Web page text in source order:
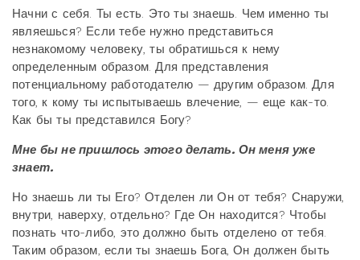
Начни с себя. Ты есть. Это ты знаешь. Чем именно ты
являешься? Если тебе нужно представиться
незнакомому человеку, ты обратишься к нему
определенным образом. Для представления
потенциальному работодателю — другим образом. Для
того, к кому ты испытываешь влечение, — еще как-то.
Как бы ты представился Богу?
Мне бы не пришлось этого делать. Он меня уже
знает.
Но знаешь ли ты Его? Отделен ли Он от тебя? Снаружи,
внутри, наверху, отдельно? Где Он находится? Чтобы
познать что-либо, это должно быть отделено от тебя.
Таким образом, если ты знаешь Бога, Он должен быть